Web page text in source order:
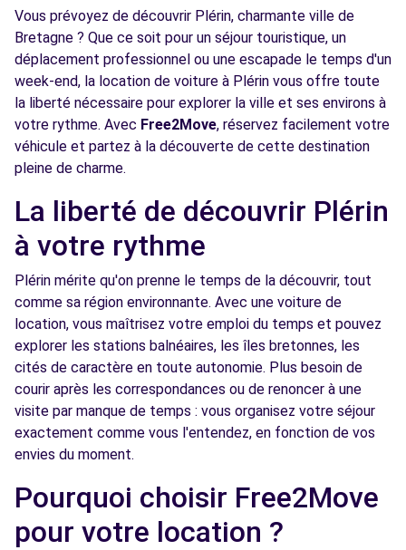
ALLEE PAUL VATINE
ETABLES-SUR-MER, 22680
Voir l'agence
Vous prévoyez de découvrir Plérin, charmante ville de
Bretagne ? Que ce soit pour un séjour touristique, un
déplacement professionnel ou une escapade le temps d'un
week-end, la location de voiture à Plérin vous offre toute
la liberté nécessaire pour explorer la ville et ses environs à
votre rythme. Avec Free2Move, réservez facilement votre
véhicule et partez à la découverte de cette destination
pleine de charme.
La liberté de découvrir Plérin
à votre rythme
Plérin mérite qu'on prenne le temps de la découvrir, tout
comme sa région environnante. Avec une voiture de
location, vous maîtrisez votre emploi du temps et pouvez
explorer les stations balnéaires, les îles bretonnes, les
cités de caractère en toute autonomie. Plus besoin de
courir après les correspondances ou de renoncer à une
visite par manque de temps : vous organisez votre séjour
exactement comme vous l'entendez, en fonction de vos
envies du moment.
Pourquoi choisir Free2Move
pour votre location ?